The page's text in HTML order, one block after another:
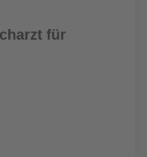
für